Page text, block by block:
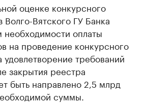
оценке конкурсного
Вятского ГУ Банка
необходимости оплаты
на проведение конкурсного
удовлетворение требований
закрытия реестра
быть направлено 2,5 млрд
суммы.